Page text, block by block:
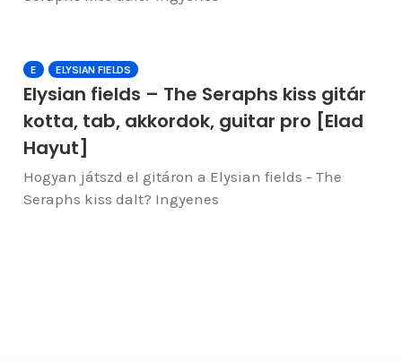
E ELYSIAN FIELDS
Elysian fields – The Seraphs kiss gitár
kotta, tab, akkordok, guitar pro [Elad
Hayut]
Hogyan játszd el gitáron a Elysian fields - The
Seraphs kiss dalt? Ingyenes